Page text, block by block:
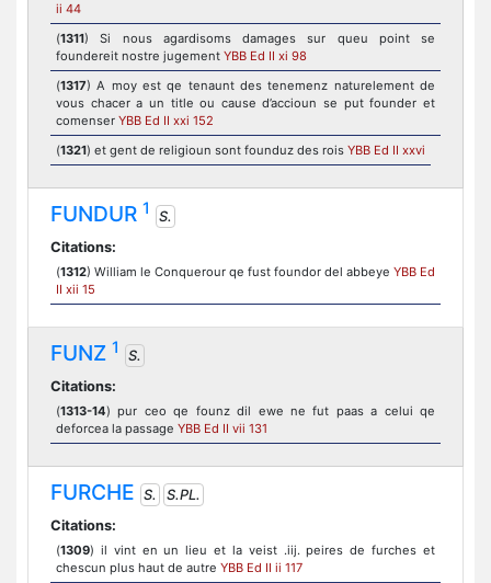
ii 44
(1311) Si nous agardisoms damages sur queu point se
foundereit nostre jugement YBB Ed II xi 98
(1317) A moy est qe tenaunt des tenemenz naturelement de
vous chacer a un title ou cause d’accioun se put founder et
comenser YBB Ed II xxi 152
(1321) et gent de religioun sont founduz des rois YBB Ed II xxvi
FUNDUR 1
S.
Citations:
(1312) William le Conquerour qe fust foundor del abbeye YBB Ed
II xii 15
FUNZ 1
S.
Citations:
(1313-14) pur ceo qe founz dil ewe ne fut paas a celui qe
deforcea la passage YBB Ed II vii 131
FURCHE S.
S.PL.
Citations:
(1309) il vint en un lieu et la veist .iij. peires de furches et
chescun plus haut de autre YBB Ed II ii 117